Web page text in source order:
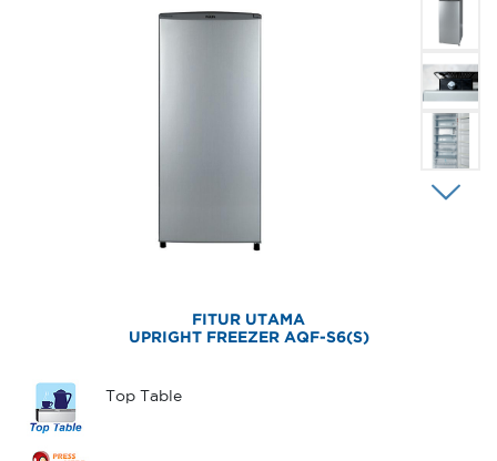
FITUR UTAMA
UPRIGHT FREEZER AQF-S6(S)
Top Table